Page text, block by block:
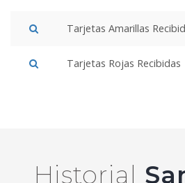
Tarjetas Amarillas
Tarjetas Rojas Recibidas
Historial